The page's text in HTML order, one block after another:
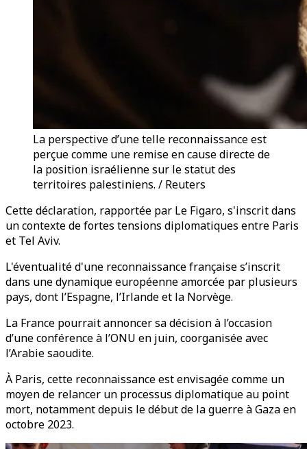
La perspective d’une telle reconnaissance est
perçue comme une remise en cause directe de
la position israélienne sur le statut des
territoires palestiniens. / Reuters
Cette déclaration, rapportée par Le Figaro, s'inscrit dans
un contexte de fortes tensions diplomatiques entre Paris
et Tel Aviv.
L'éventualité d'une reconnaissance française s’inscrit
dans une dynamique européenne amorcée par plusieurs
pays, dont l’Espagne, l’Irlande et la Norvège.
La France pourrait annoncer sa décision à l’occasion
d’une conférence à l’ONU en juin, coorganisée avec
l’Arabie saoudite.
À Paris, cette reconnaissance est envisagée comme un
moyen de relancer un processus diplomatique au point
mort, notamment depuis le début de la guerre à Gaza en
octobre 2023.